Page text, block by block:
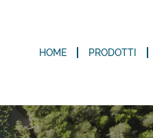
HOME PRODOTTI